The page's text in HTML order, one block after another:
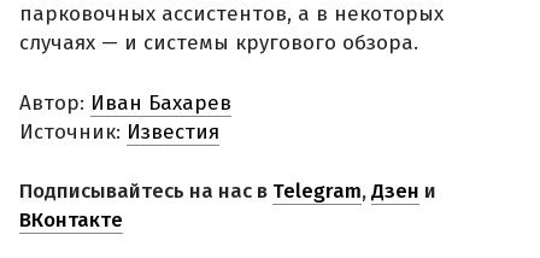
парковочных ассистентов, а в некоторых
случаях — и системы кругового обзора.
Автор: Иван Бахарев
Источник: Известия
Подписывайтесь на нас в Telegram,Дзен и
ВКонтакте